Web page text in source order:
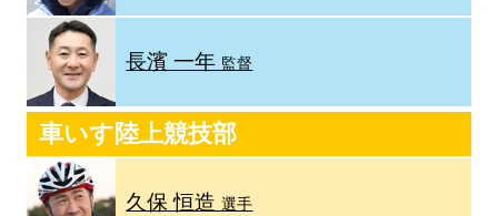
長濱 一年 監督
車いす陸上競技部
久保 恒造選手